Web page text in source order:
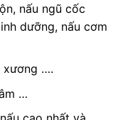
nấu ngũ cốc
dưỡng, nấu cơm
xương ….
…